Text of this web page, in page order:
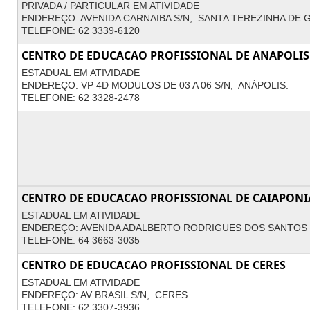
PRIVADA / PARTICULAR EM ATIVIDADE
ENDEREÇO: AVENIDA CARNAIBA S/N, SANTA TEREZINHA DE
TELEFONE: 62 3339-6120
CENTRO DE EDUCACAO PROFISSIONAL DE ANAPOLIS
ESTADUAL EM ATIVIDADE
ENDEREÇO: VP 4D MODULOS DE 03 A 06 S/N, ANÁPOLIS.
TELEFONE: 62 3328-2478
CENTRO DE EDUCACAO PROFISSIONAL DE
ESTADUAL EM ATIVIDADE
ENDEREÇO: AVENIDA ADALBERTO RODRIGUES DOS
TELEFONE: 64 3663-3035
CENTRO DE EDUCACAO PROFISSIONAL DE CERES
ESTADUAL EM ATIVIDADE
ENDEREÇO: AV BRASIL S/N, CERES.
TELEFONE: 62 3307-3936